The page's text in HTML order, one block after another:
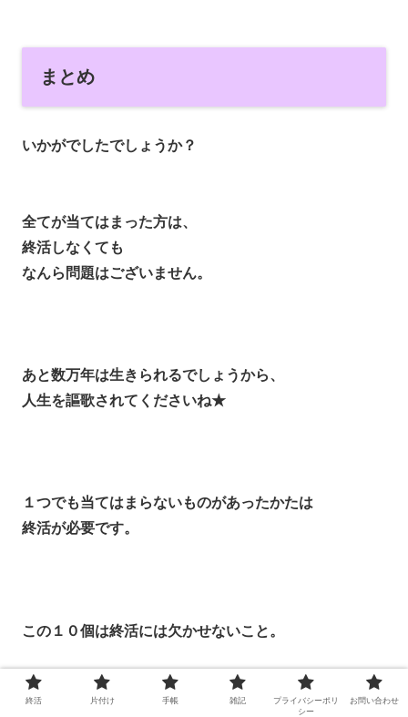
まとめ
いかがでしたでしょうか？
全てが当てはまった方は、
終活しなくても
なんら問題はございません。
あと数万年は生きられるでしょうから、
人生を謳歌されてくださいね★
１つでも当てはまらないものがあったかたは
終活が必要です。
この１０個は終活には欠かせないこと。
終活 片付け 手帳 雑記
プライバシーポリ
シー
お問い合わせ